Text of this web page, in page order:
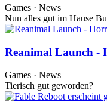
Games · News
Nun alles gut im Hause
Reanimal Launch -
Games · News
Tierisch gut geworden?